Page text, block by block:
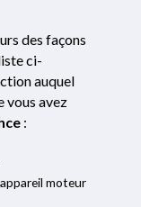
des façons
ci-
auquel
vous avez
:
moteur